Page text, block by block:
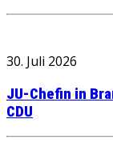
30. Juli 2026
JU-Chefin in
CDU